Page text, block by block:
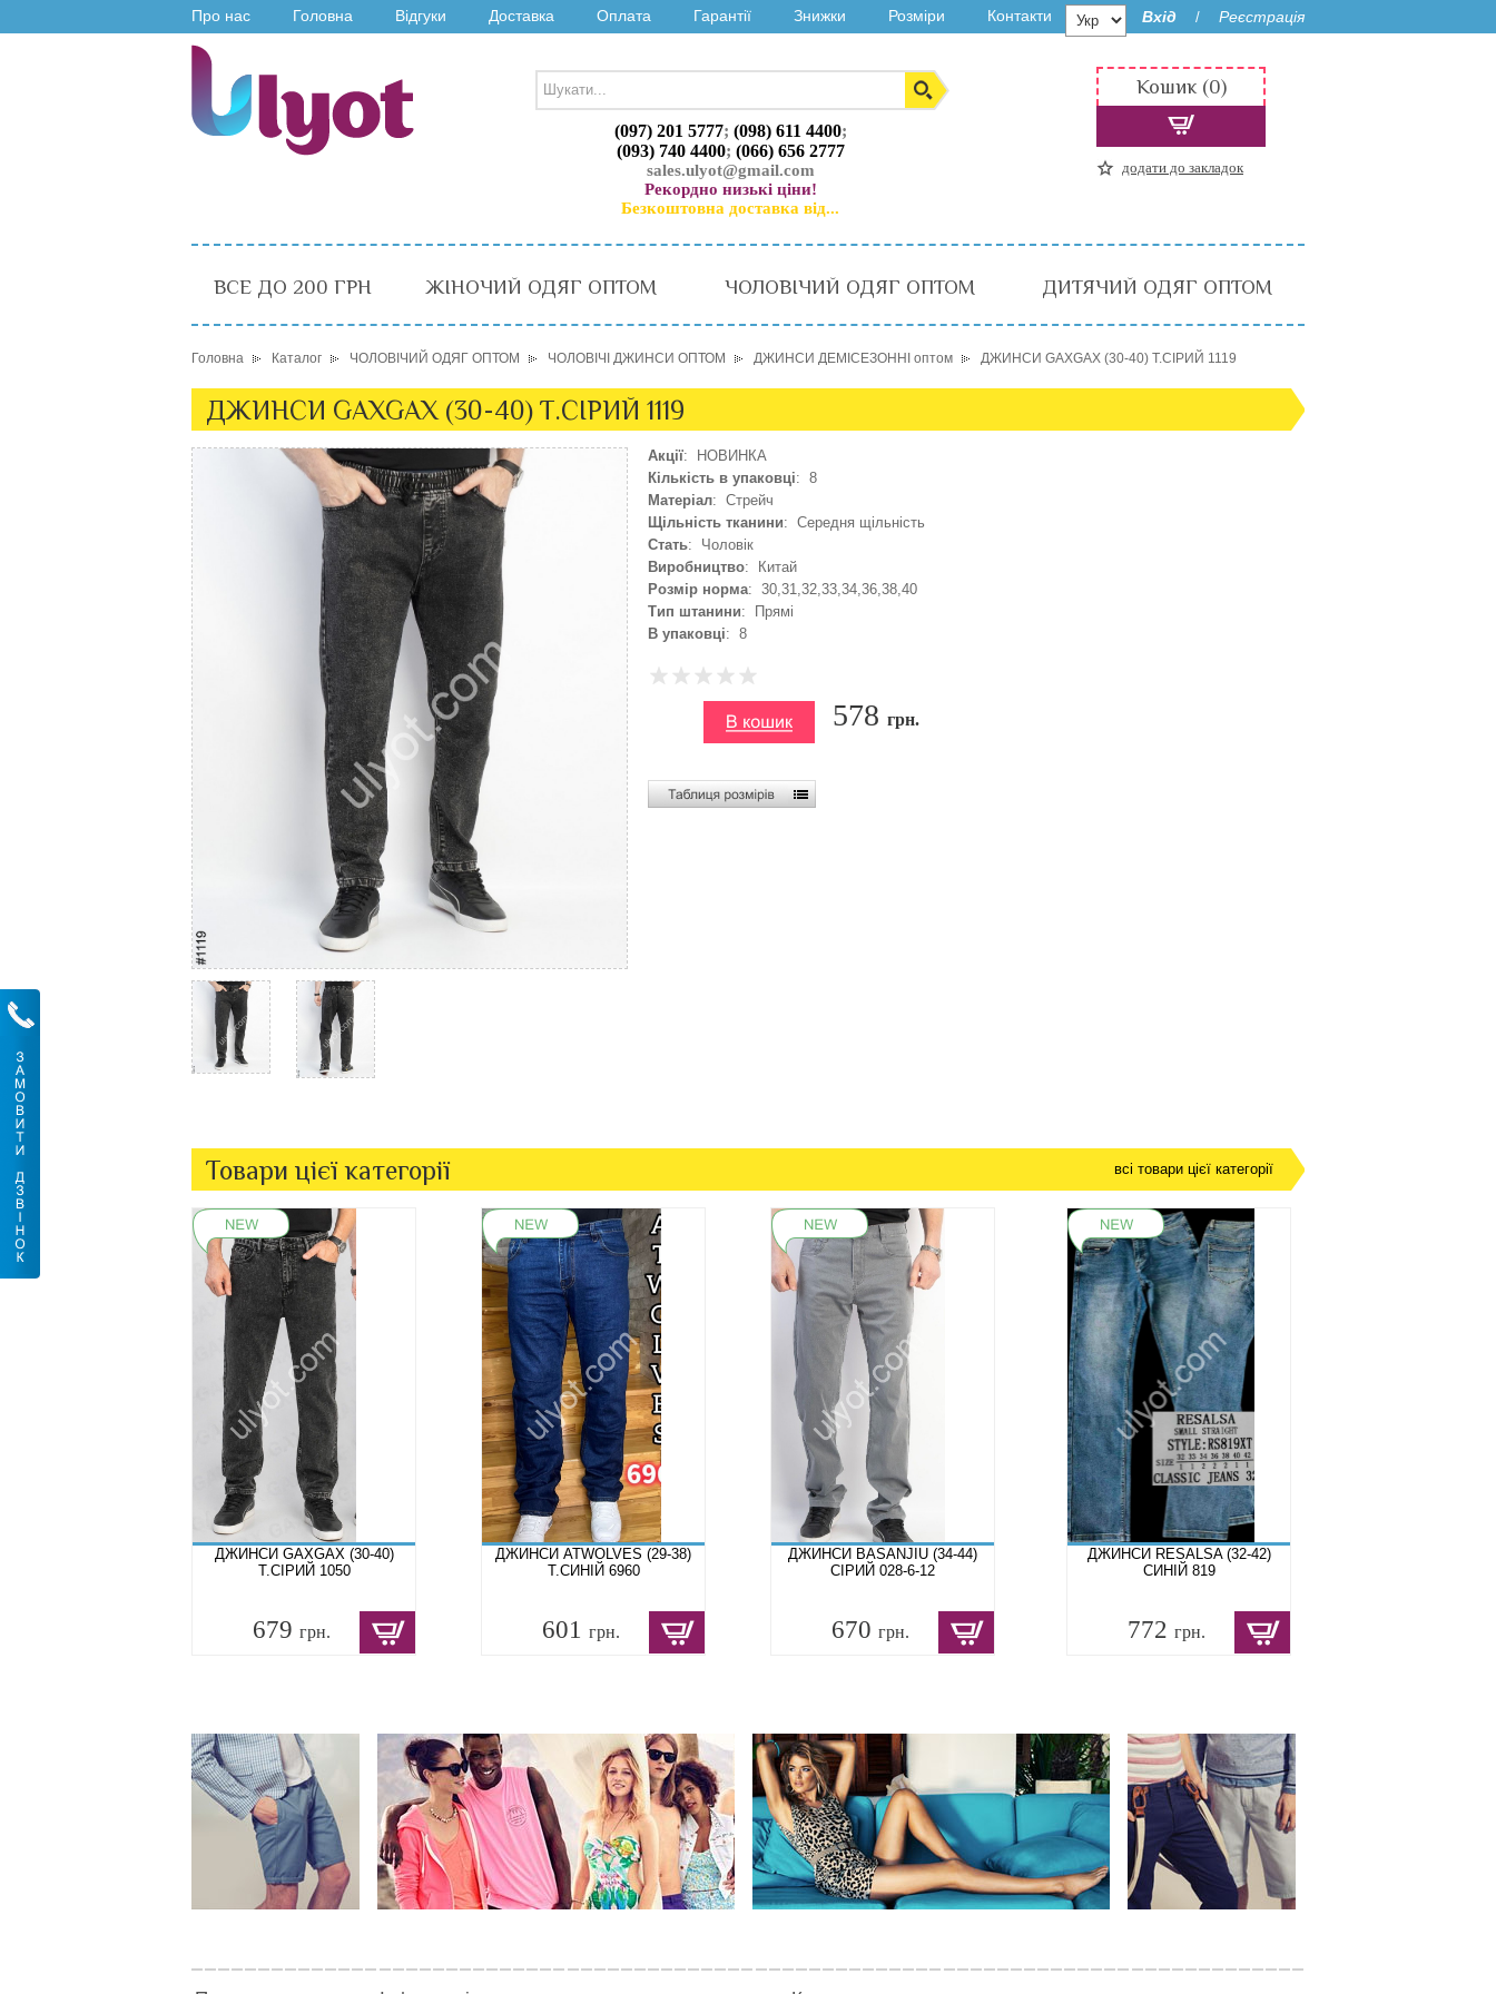
Про нас Головна Відгуки Доставка Оплата Гарантії Знижки Розміри Контакти Вхід / Реєстрація
(097) 201 5777; (098) 611 4400;
(093) 740 4400; (066) 656 2777
sales.ulyot@gmail.com
Рекордно низькі ціни!
Безкоштовна доставка від...
Кошик (0)
додати до закладок
ВСЕ ДО 200 ГРН ЖІНОЧИЙ ОДЯГ ОПТОМ ЧОЛОВІЧИЙ ОДЯГ ОПТОМ ДИТЯЧИЙ ОДЯГ ОПТОМ
Головна Каталог ЧОЛОВІЧИЙ ОДЯГ ОПТОМ ЧОЛОВІЧІ ДЖИНСИ ОПТОМ ДЖИНСИ ДЕМІСЕЗОННІ оптом ДЖИНСИ GAXGAX (30-40) Т.СІРИЙ 1119
ДЖИНСИ GAXGAX (30-40) Т.СІРИЙ 1119
Акції: НОВИНКА
Кількість в упаковці: 8
Матеріал: Стрейч
Щільність тканини: Середня щільність
Стать: Чоловік
Виробництво: Китай
Розмір норма: 30,31,32,33,34,36,38,40
Тип штанини: Прямі
В упаковці: 8
578 грн.
Товари цієї категорії всі товари цієї категорії
ДЖИНСИ GAXGAX (30-40)
Т.СІРИЙ 1050
679 грн.
ДЖИНСИ ATWOLVES (29-38)
Т.СИНІЙ 6960
601 грн.
ДЖИНСИ BASANJIU (34-44)
СІРИЙ 028-6-12
670 грн.
ДЖИНСИ RESALSA (32-42)
СИНІЙ 819
772 грн.